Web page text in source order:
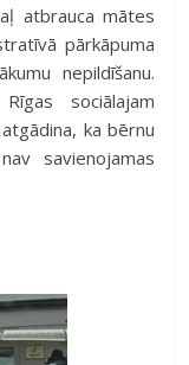
atbrauca mātes
pārkāpuma
nepildīšanu.
sociālajam
ka bērnu
savienojamas